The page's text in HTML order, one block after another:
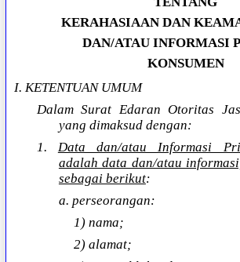
KERAHASIAAN DAN
DAN/ATAU INFORMASI
KONSUMEN
I. KETENTUAN UMUM
Dalam Surat Edaran Otoritas
yang dimaksud dengan:
1. Data dan/atau Informasi
adalah data dan/atau
sebagai berikut:
a. perseorangan:
1) nama;
2) alamat;